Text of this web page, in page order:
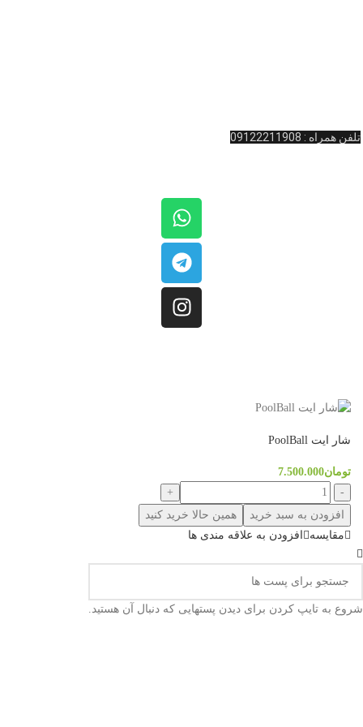
تلفن همراه : 09122211908
شار ایت PoolBall
تومان7.500.000
افزودن به سبد خرید
همین حالا خرید کنید
مقایسه
افزودن به علاقه مندی ها
شروع به تایپ کردن برای دیدن پستهایی که دنبال آن هستید.